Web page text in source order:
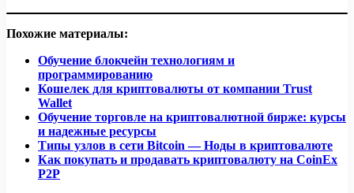
Похожие материалы:
Обучение блокчейн технологиям и
программированию
Кошелек для криптовалюты от компании Trust
Wallet
Обучение торговле на криптовалютной бирже: курсы
и надежные ресурсы
Типы узлов в сети Bitcoin — Ноды в криптовалюте
Как покупать и продавать криптовалюту на CoinEx
P2P